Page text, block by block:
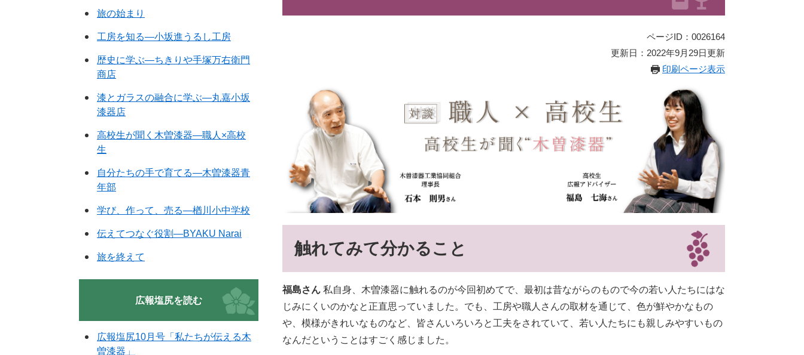
ページID：0026164
更新日：2022年9月29日更新
印刷ページ表示
触れてみて分かること
福島さん 私自身、木曽漆器に触れるのが今回初めてで、最初は昔ながらのもので今の若い人たちにはな
じみにくいのかなと正直思っていました。でも、工房や職人さんの取材を通じて、色が鮮やかなもの
や、模様がきれいなものなど、皆さんいろいろと工夫をされていて、若い人たちにも親しみやすいもの
なんだということはすごく感じました。
旅の始まり
工房を知る―小坂進うるし工房
歴史に学ぶ―ちきりや手塚万右衛門
商店
漆とガラスの融合に学ぶ―丸嘉小坂
漆器店
高校生が聞く木曽漆器―職人×高校
生
自分たちの手で育てる―木曽漆器青
年部
学び、作って、売る―楢川小中学校
伝えてつなぐ役割―BYAKU Narai
旅を終えて
広報塩尻を読む
広報塩尻10月号「私たちが伝える木
曽漆器」